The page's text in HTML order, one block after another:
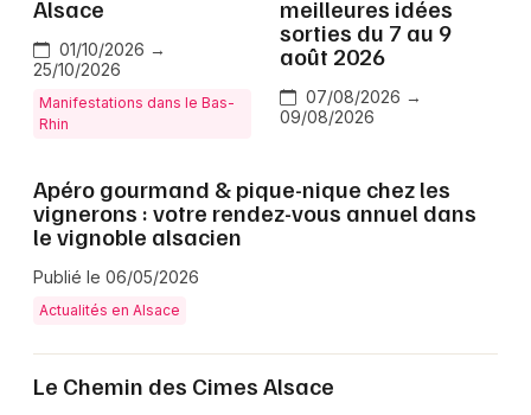
Magazine dans le Bas-Rhin
Actus tourisme & loisirs
Restaurants
Alsace
01/10/2026 →
25/10/2026
Manifestations dans le Bas-
Rhin
meilleures idées
sorties du 7 au 9
août 2026
07/08/2026 →
09/08/2026
Apéro gourmand & pique-nique chez les
vignerons : votre rendez-vous annuel dans
le vignoble alsacien
Publié le 06/05/2026
Actualités en Alsace
Le Chemin des Cimes Alsace